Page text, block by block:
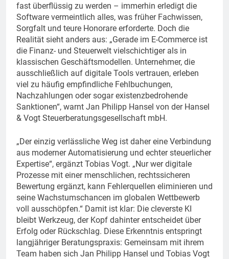
fast überflüssig zu werden – immerhin erledigt die
Software vermeintlich alles, was früher Fachwissen,
Sorgfalt und teure Honorare erforderte. Doch die
Realität sieht anders aus: „Gerade im E-Commerce ist
die Finanz- und Steuerwelt vielschichtiger als in
klassischen Geschäftsmodellen. Unternehmer, die
ausschließlich auf digitale Tools vertrauen, erleben
viel zu häufig empfindliche Fehlbuchungen,
Nachzahlungen oder sogar existenzbedrohende
Sanktionen“, warnt Jan Philipp Hansel von der Hansel
& Vogt Steuerberatungsgesellschaft mbH.
„Der einzig verlässliche Weg ist daher eine Verbindung
aus moderner Automatisierung und echter steuerlicher
Expertise“, ergänzt Tobias Vogt. „Nur wer digitale
Prozesse mit einer menschlichen, rechtssicheren
Bewertung ergänzt, kann Fehlerquellen eliminieren und
seine Wachstumschancen im globalen Wettbewerb
voll ausschöpfen.“ Damit ist klar: Die cleverste KI
bleibt Werkzeug, der Kopf dahinter entscheidet über
Erfolg oder Rückschlag. Diese Erkenntnis entspringt
langjähriger Beratungspraxis: Gemeinsam mit ihrem
Team haben sich Jan Philipp Hansel und Tobias Vogt